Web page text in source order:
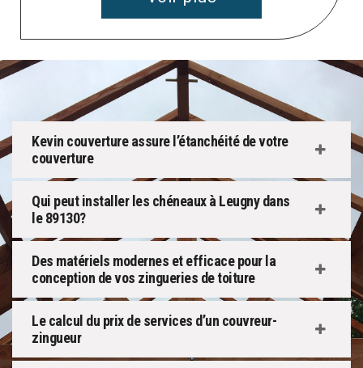
Kevin couverture assure l’étanchéité de votre
couverture
Qui peut installer les chéneaux à Leugny dans
le 89130?
Des matériels modernes et efficace pour la
conception de vos zingueries de toiture
Le calcul du prix de services d’un couvreur-
zingueur